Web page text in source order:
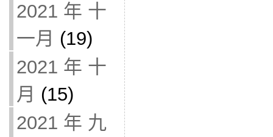
2021 年 十
一月 (19)
2021 年 十
月 (15)
2021 年 九